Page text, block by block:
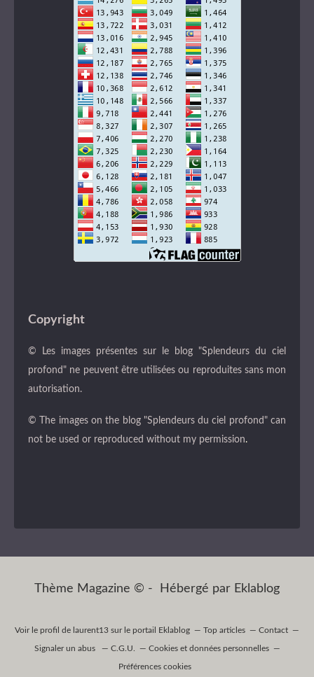
Copyright
© Les images présentes sur le blog "Splendeurs du ciel
profond" ne peuvent être utilisées ou reproduites sans mon
autorisation.
© The images on the blog "Splendeurs du ciel profond" can
not be used or reproduced without my permission.
Thème Magazine © - Hébergé par Eklablog
Voir le profil de laurent13 sur le portail Eklablog Top articles Contact
Signaler un abus C.G.U. Cookies et données personnelles
Préférences cookies